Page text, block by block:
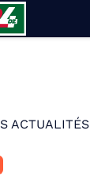
ACTUALITÉS